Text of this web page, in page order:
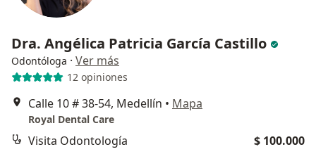
Dra. Angélica Patricia García Castillo
Odontóloga · Ver más
12 opiniones
Calle 10 # 38-54, Medellín • Mapa
Royal Dental Care
Visita Odontología
$ 100.000